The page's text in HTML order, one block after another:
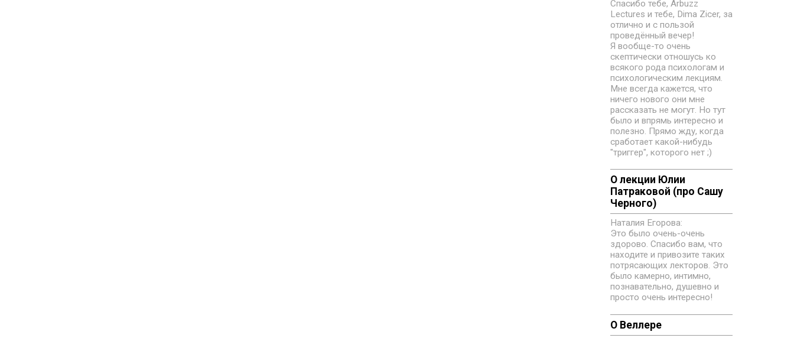
Спасибо тебе, Arbuzz
Lectures и тебе, Dima Zicer, за
отлично и с пользой
проведённый вечер!
Я вообще-то очень
скептически отношусь ко
всякого рода психологам и
психологическим лекциям.
Мне всегда кажется, что
ничего нового они мне
рассказать не могут. Но тут
было и впрямь интересно и
полезно. Прямо жду, когда
сработает какой-нибудь
"триггер", которого нет ;)
О лекции Юлии
Патраковой (про Сашу
Черного)
Наталия Егорова:
Это было очень-очень
здорово. Спасибо вам, что
находите и привозите таких
потрясающих лекторов. Это
было камерно, интимно,
познавательно, душевно и
просто очень интересно!
О Веллере